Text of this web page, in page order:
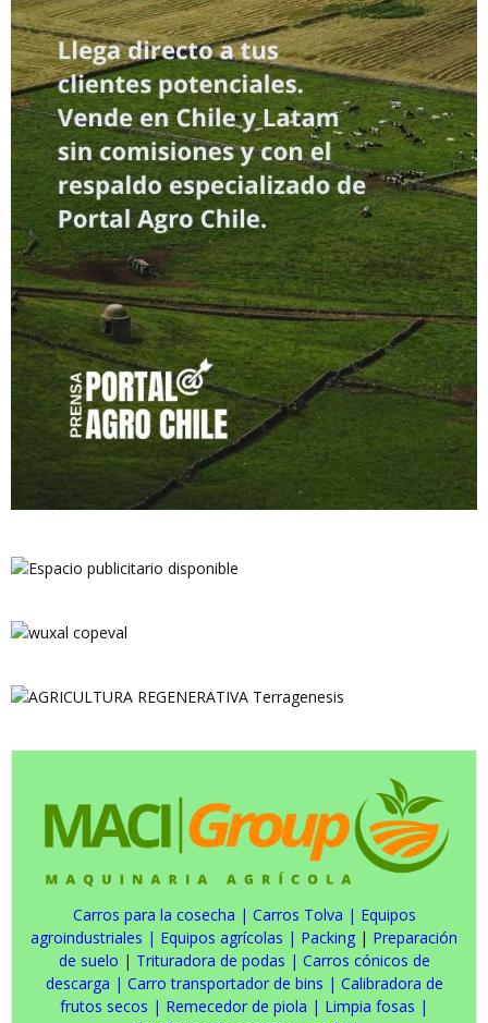
Carros para la cosecha | Carros Tolva | Equipos
agroindustriales | Equipos agrícolas | Packing | Preparación
de suelo | Trituradora de podas | Carros cónicos de
descarga | Carro transportador de bins | Calibradora de
frutos secos | Remecedor de piola | Limpia fosas |